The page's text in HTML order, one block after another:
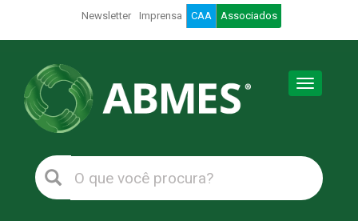
Newsletter Imprensa CAA Associados
Toggle